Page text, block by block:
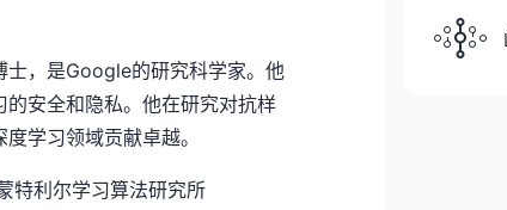
，是Google的研究科学家。他
安全和隐私。他在研究对抗样
学习领域贡献卓越。
特利尔学习算法研究所